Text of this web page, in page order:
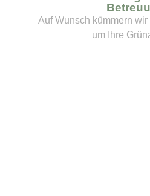
Auf Wunsch kümmern
um Ihre